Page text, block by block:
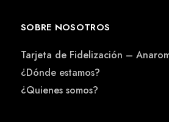
SOBRE NOSOTROS
Tarjeta de Fidelización –
¿Dónde estamos?
¿Quienes somos?